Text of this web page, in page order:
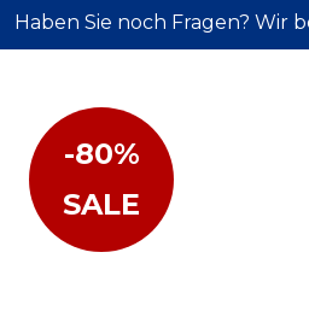
Haben Sie noch Fragen? Wir
-80%
SALE